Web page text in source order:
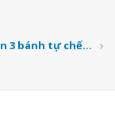
3 bánh tự chế...